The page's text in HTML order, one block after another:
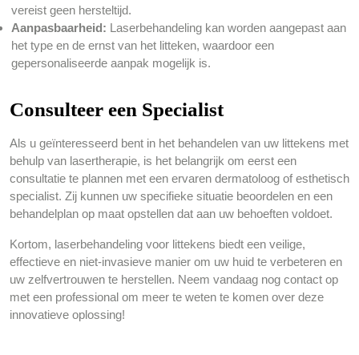
vereist geen hersteltijd.
Aanpasbaarheid: Laserbehandeling kan worden aangepast aan
het type en de ernst van het litteken, waardoor een
gepersonaliseerde aanpak mogelijk is.
Consulteer een Specialist
Als u geïnteresseerd bent in het behandelen van uw littekens met
behulp van lasertherapie, is het belangrijk om eerst een
consultatie te plannen met een ervaren dermatoloog of esthetisch
specialist. Zij kunnen uw specifieke situatie beoordelen en een
behandelplan op maat opstellen dat aan uw behoeften voldoet.
Kortom, laserbehandeling voor littekens biedt een veilige,
effectieve en niet-invasieve manier om uw huid te verbeteren en
uw zelfvertrouwen te herstellen. Neem vandaag nog contact op
met een professional om meer te weten te komen over deze
innovatieve oplossing!